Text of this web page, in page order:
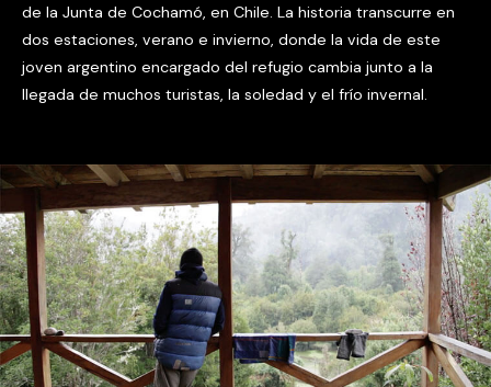
de la Junta de Cochamó, en Chile. La historia transcurre en
dos estaciones, verano e invierno, donde la vida de este
joven argentino encargado del refugio cambia junto a la
llegada de muchos turistas, la soledad y el frío invernal.